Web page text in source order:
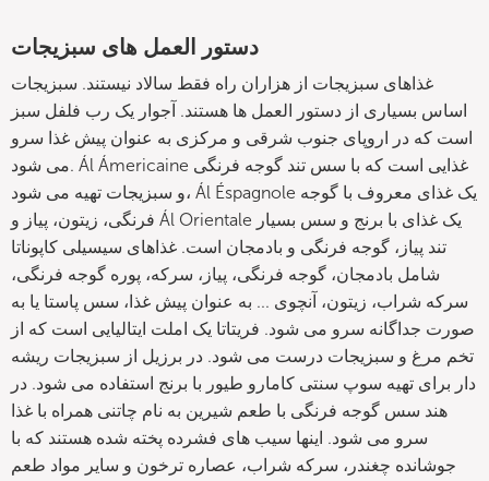
دستور العمل های سبزیجات
غذاهای سبزیجات از هزاران راه فقط سالاد نیستند. سبزیجات
اساس بسیاری از دستور العمل ها هستند. آجوار یک رب فلفل سبز
است که در اروپای جنوب شرقی و مرکزی به عنوان پیش غذا سرو
می شود. Ál Ámericaine غذایی است که با سس تند گوجه فرنگی
و سبزیجات تهیه می شود، Ál Éspagnole یک غذای معروف با گوجه
فرنگی، زیتون، پیاز و Ál Orientale یک غذای با برنج و سس بسیار
تند پیاز، گوجه فرنگی و بادمجان است. غذاهای سیسیلی کاپوناتا
شامل بادمجان، گوجه فرنگی، پیاز، سرکه، پوره گوجه فرنگی،
سرکه شراب، زیتون، آنچوی ... به عنوان پیش غذا، سس پاستا یا به
صورت جداگانه سرو می شود. فریتاتا یک املت ایتالیایی است که از
تخم مرغ و سبزیجات درست می شود. در برزیل از سبزیجات ریشه
دار برای تهیه سوپ سنتی کامارو طیور با برنج استفاده می شود. در
هند سس گوجه فرنگی با طعم شیرین به نام چاتنی همراه با غذا
سرو می شود. اینها سیب های فشرده پخته شده هستند که با
جوشانده چغندر، سرکه شراب، عصاره ترخون و سایر مواد طعم